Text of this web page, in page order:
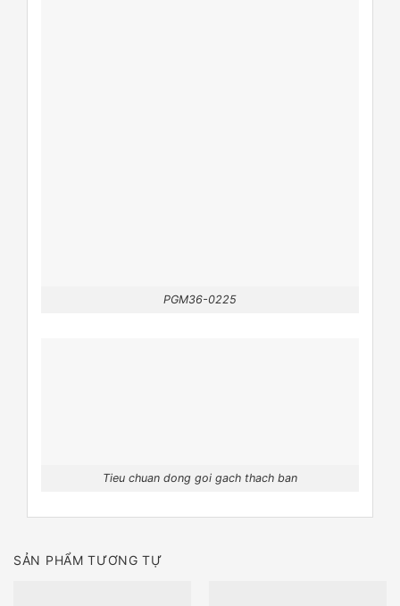
PGM36-0225
Tieu chuan dong goi gach thach ban
SẢN PHẨM TƯƠNG TỰ